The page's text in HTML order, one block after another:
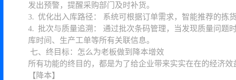
发出预警，提醒采购部门及时补货。
3. 优化出入库路径： 系统可根据订单需求，智能推荐的拣
4. 批次与质量追溯： 通过批次条码管理，当发现质量问题
库时间、生产工单等所有关联信息。
七、终目标：怎么为老板做到降本增效
所有功能的终目的，都是为了给企业带来实实在在的经济效
【降本】